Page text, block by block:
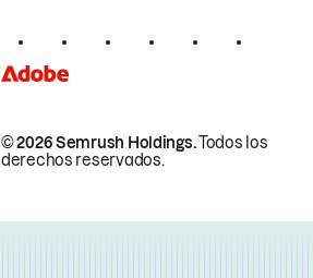
© 2026 Semrush Holdings.Todos los
derechos reservados.